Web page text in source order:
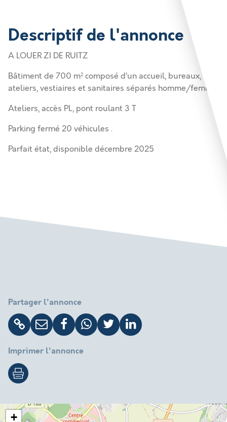
Descriptif de l'annonce
A LOUER ZI DE RUITZ
Bâtiment de 700 m² composé d’un accueil, bureaux,
ateliers, vestiaires et sanitaires séparés homme/femme
Ateliers, accès PL, pont roulant 3 T
Parking fermé 20 véhicules .
Parfait état, disponible décembre 2025
Partager l'annonce
Imprimer l'annonce
+